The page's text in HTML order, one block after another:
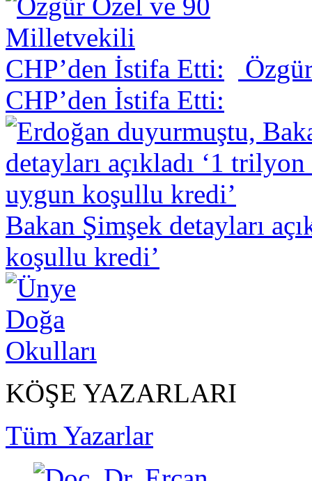
CHP’den İstifa Etti:
Bakan Şimşek detayları
koşullu kredi’
KÖŞE YAZARLARI
Tüm Yazarlar